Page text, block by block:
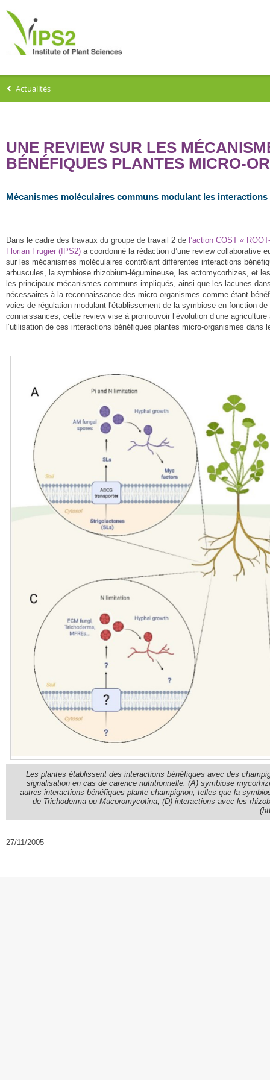
Actualités
UNE REVIEW SUR LES
BÉNÉFIQUES PLANTES MICRO-
Mécanismes moléculaires communs modulant les
Dans le cadre des travaux du groupe de travail 2 de l’action COST «
Florian Frugier (IPS2) a coordonné la rédaction d’une review collaborative
sur les mécanismes moléculaires contrôlant différentes interactions
arbuscules, la symbiose rhizobium-légumineuse, les ectomycorhizes, et
les principaux mécanismes communs impliqués, ainsi que les lacunes
nécessaires à la reconnaissance des micro-organismes comme étant
voies de régulation modulant l'établissement de la symbiose en fonction
connaissances, cette review vise à promouvoir l’évolution d’une
l’utilisation de ces interactions bénéfiques plantes micro-organismes dans
Les plantes établissent des interactions bénéfiques avec des
signalisation en cas de carence nutritionnelle. (A) symbiose
autres interactions bénéfiques plante-champignon, telles que la
de Trichoderma ou Mucoromycotina, (D) interactions avec les
27/11/2005